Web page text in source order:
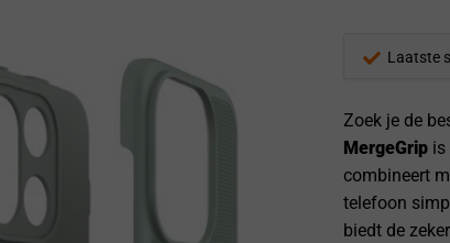
Laatste
Zoek je de
MergeGrip is
combineert
telefoon
biedt de